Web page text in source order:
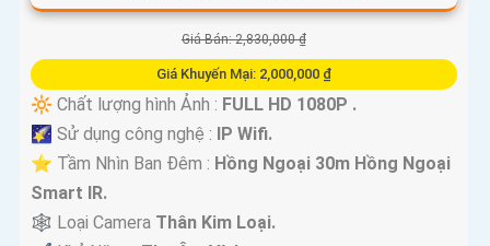
Giá Bán: 2,830,000 ₫
Giá Khuyến Mại: 2,000,000 ₫
🔆 Chất lượng hình Ảnh : FULL HD 1080P .
🌠 Sử dụng công nghệ :
IP Wifi.
⭐ Tầm Nhìn Ban Đêm : Hồng Ngoại 30m Hồng Ngoại
Smart IR.
🕸️ Loại Camera Thân Kim Loại.